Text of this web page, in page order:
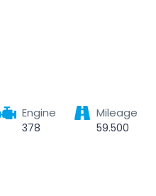
Engine
378
Mileage
59.500